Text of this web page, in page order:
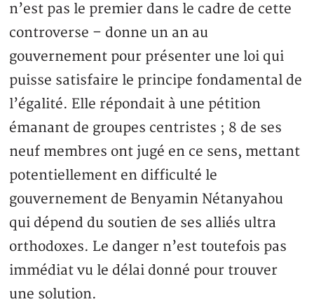
n’est pas le premier dans le cadre de cette
controverse – donne un an au
gouvernement pour présenter une loi qui
puisse satisfaire le principe fondamental de
l’égalité. Elle répondait à une pétition
émanant de groupes centristes ; 8 de ses
neuf membres ont jugé en ce sens, mettant
potentiellement en difficulté le
gouvernement de Benyamin Nétanyahou
qui dépend du soutien de ses alliés ultra
orthodoxes. Le danger n’est toutefois pas
immédiat vu le délai donné pour trouver
une solution.